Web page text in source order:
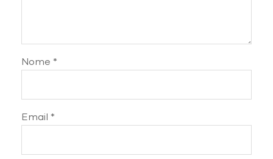
Nome *
Email *